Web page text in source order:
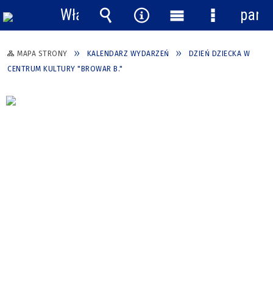
MAPA STRONY KALENDARZ WYDARZEŃ
DZIEŃ DZIECKA W
CENTRUM KULTURY "BROWAR B."
Włącz
powiadomienia
Wyszukiwarka
Narzędzia
Menu
główne
Menu
panel